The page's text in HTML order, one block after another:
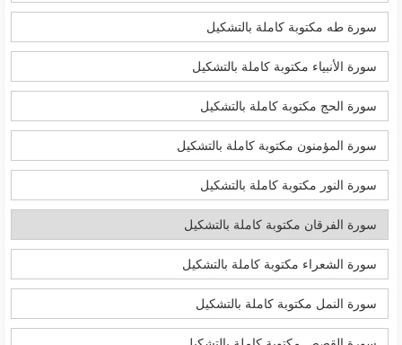
سورة طه مكتوبة كاملة بالتشكيل
سورة الأنبياء مكتوبة كاملة بالتشكيل
سورة الحج مكتوبة كاملة بالتشكيل
سورة المؤمنون مكتوبة كاملة بالتشكيل
سورة النور مكتوبة كاملة بالتشكيل
سورة الفرقان مكتوبة كاملة بالتشكيل
سورة الشعراء مكتوبة كاملة بالتشكيل
سورة النمل مكتوبة كاملة بالتشكيل